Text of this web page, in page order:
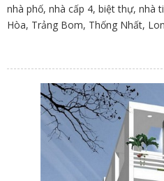
nhà phố, nhà cấp 4, biệt thự, nhà
Hòa, Trảng Bom, Thống Nhất,